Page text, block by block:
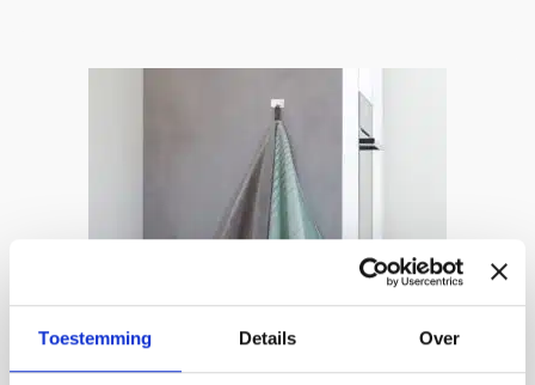
Toestemming Details Over